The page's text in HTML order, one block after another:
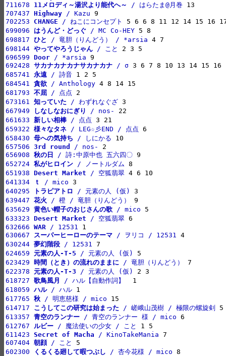
711678 11メロディ～湯沢より能代へ～ / はらたま@月巻
707437 Highway / Kazu
702253 CHANGE / ねこにコンセプト
699096 はうんど・どっぐ / MC Co-HEY
698817 ひと / 竜胆（りんどう） / *arsia
698144 やってやろうじゃん / こと
696599 Door / *arsia
692428 サカナカナカナサカナカナ / σ
685741 永遠 / 詩音
684541 貪欲 / Anthology
681793 不屈 / 点点
673161 知っていた / わずれなぐざ
667949
しなしなおにぎり / nos-
661633 新しい相棒 / 点点
659322 様々なタネ / LEG☆彡END / 点点
658430 母への気持ち / しにかる
657506 3rd round / nos-
656908 秋の日 / 詩:中原中也 五六四〇
652724 私がヒロイン / ノートルダム
651938 Desert Market / 空狐翡翠
641334
ｔ / mico
640295
トラピアトロ / 元素の人 (仮)
639447 花火 / 橙 / 竜胆（りんどう）
635629 黄色い帽子のおじさんの歌 / mico
633323 Desert Market / 空狐翡翠
632666 WAR / 12531
630667
スーパーヒーローのテーマ / ヲリコ / 12531
630244 夢幻階段 / 12531
624659 元素の人-T-5 / 元素の人 (仮)
623429
時間（とき）の流れのままに / 竜胆（りんどう）
622378 元素の人-T-3 / 元素の人 (仮)
618727 歌鳥風月 / ハル【自動作詞】
618059 ハル / ハル
617765 秋 / 明恵慈様 / mico
614717 こうしてこの研究は始まった / 嵯峨山茂樹 / 極限の螺旋剣
613357 青空のランナー / 青空のランナー 様 / mico
612767 ルビー / 魔法使いの少女 / こと
611423 Secret of Macha / KinoTakeMania
607404 朝顔 / こと
602300
くるくる廻して暇つぶし / 杏今花様 / mico